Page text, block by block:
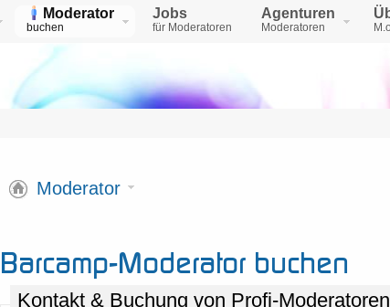
Moderator
buchen
Jobs
für Moderatoren
Agenturen
Moderatoren
Moderator
Barcamp-Moderator buchen
Kontakt & Buchung von Profi-